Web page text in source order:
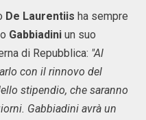
De Laurentiis ha sempre
Gabbiadini un suo
di Repubblica: "Al
con il rinnovo del
stipendio, che saranno
Gabbiadini avrà un